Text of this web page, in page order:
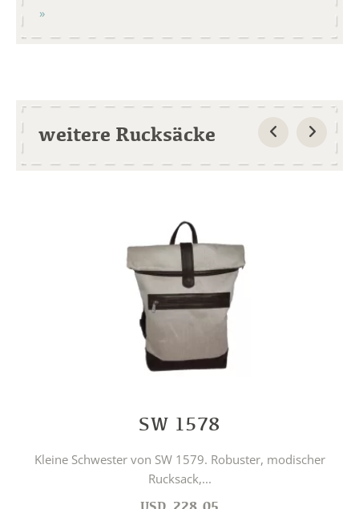
weitere Rucksäcke
SW 1578
Kleine Schwester von SW 1579. Robuster, modischer
Rucksack,...
USD 228.05